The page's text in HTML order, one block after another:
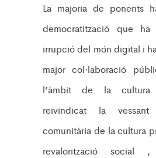
La majoria de ponents
democratització que ha
irrupció del món digital i
major col·laboració
l’àmbit de la cultura.
reivindicat la
comunitària de la cultura
revalorització social ,